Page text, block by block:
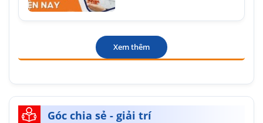
Xem thêm
Góc chia sẻ - giải trí